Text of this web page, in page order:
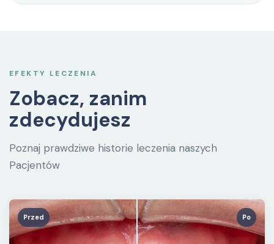
EFEKTY LECZENIA
Zobacz, zanim
zdecydujesz
Poznaj prawdziwe historie leczenia naszych
Pacjentów
Przed Po